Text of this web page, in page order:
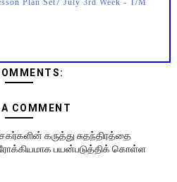
COMMENT
கருத்து சுதந்திரத்தை
பயன்படுத்திக் கொள்ள